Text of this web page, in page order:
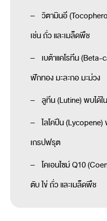
– วิตามินอี
เช่น ถั่ว และเมล็ดพืช
– เบต้าแคโรทีน (Beta-
ฟักทอง มะละกอ มะม่วง
– ลูทีน (Lutine) พบได้ใ
– ไลโคปีน (Lycopene)
เกรปฟรุต
– โคเอนไซม์ Q10
ตับ ไข่ ถั่ว และเมล็ดพืช